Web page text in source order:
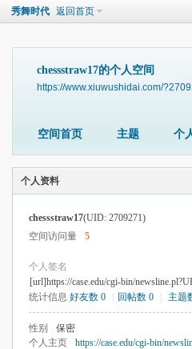
秀舞时代 返回首页
chessstraw17的个人空间
https://www.xiuwushidai.com/
空间首页 主题 个
个人资料
chessstraw17(UID: 2709271)
空间访问量
5
个人签名
[url]https://case.edu/cgi-bin/
统计信息 好友数 0 回帖数 0 主题
性别 保密
个人主页
https://case.edu/cgi-bin/